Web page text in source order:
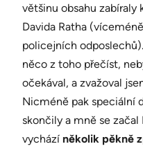
většinu obsahu zabíraly
Davida Ratha
policejních
něco z toho přečíst,
očekával, a zvažoval
Nicméně pak speciální
skončily a mně se
vychází několik pěkně